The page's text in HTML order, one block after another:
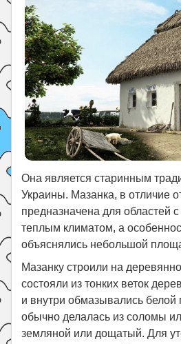
Она является старинным
Украины. Мазанка, в отличие
предназначена для областей
теплым климатом, а
объяснялись небольшой
Мазанку строили на
состояли из тонких веток
и внутри обмазывались
обычно делалась из соломы
земляной или дощатый. Для